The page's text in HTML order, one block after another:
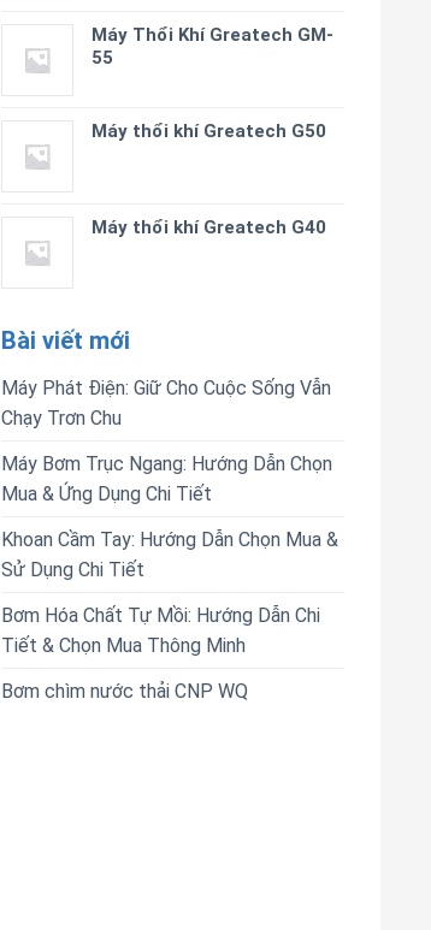
Máy Thổi Khí Greatech GM-
55
Máy thổi khí Greatech G50
Máy thổi khí Greatech G40
Bài viết mới
Máy Phát Điện: Giữ Cho Cuộc Sống Vẫn
Chạy Trơn Chu
Máy Bơm Trục Ngang: Hướng Dẫn Chọn
Mua & Ứng Dụng Chi Tiết
Khoan Cầm Tay: Hướng Dẫn Chọn Mua &
Sử Dụng Chi Tiết
Bơm Hóa Chất Tự Mồi: Hướng Dẫn Chi
Tiết & Chọn Mua Thông Minh
Bơm chìm nước thải CNP WQ